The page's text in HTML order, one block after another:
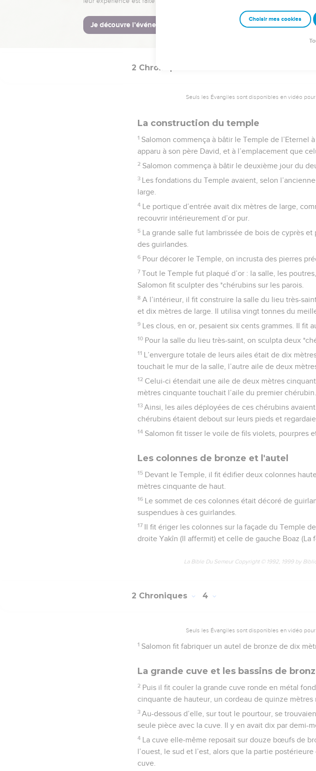
surveillance des travaux de tous ces ouvriers.
La Bible Du Semeur Copyright © 1992, 1999 by
2 Chroniques
Seuls les Évangiles sont disponibles en vidéo pour
La construction du temple
1 Salomon commença à bâtir le Temple de l’Eternel
apparu à son père David, et à l’emplacement que
2 Salomon commença à bâtir le deuxième jour du
3 Les fondations du Temple avaient, selon
large.
4 Le portique d’entrée avait dix mètres de large,
recouvrir intérieurement d’or pur.
5 La grande salle fut lambrissée de bois de cyprès
des guirlandes.
6 Pour décorer le Temple, on incrusta des pierres
7 Tout le Temple fut plaqué d’or : la salle, les
Salomon fit sculpter des *chérubins sur les parois.
8 A l’intérieur, il fit construire la salle du lieu très-
et dix mètres de large. Il utilisa vingt tonnes du
9 Les clous, en or, pesaient six cents grammes. Il fit
10 Pour la salle du lieu très-saint, on sculpta deux
11 L’envergure totale de leurs ailes était de dix
touchait le mur de la salle, l’autre aile de deux
12 Celui-ci étendait une aile de deux mètres
mètres cinquante touchait l’aile du premier chérubin.
13 Ainsi, les ailes déployées de ces chérubins
chérubins étaient debout sur leurs pieds et
14 Salomon fit tisser le voile de fils violets, pourpres
Les colonnes de bronze et l'autel
15 Devant le Temple, il fit édifier deux colonnes
mètres cinquante de haut.
16 Le sommet de ces colonnes était décoré de
suspendues à ces guirlandes.
17 Il fit ériger les colonnes sur la façade du Temple
droite Yakîn (Il affermit) et celle de gauche Boaz (La
La Bible Du Semeur Copyright © 1992, 1999 by
2 Chroniques 4
Seuls les Évangiles sont disponibles en vidéo pour
1 Salomon fit fabriquer un autel de bronze de dix
La grande cuve et les bassins de
2 Puis il fit couler la grande cuve ronde en métal
cinquante de hauteur, un cordeau de quinze mètres
3 Au-dessous d’elle, sur tout le pourtour, se
seule pièce avec la cuve. Il y en avait dix par demi-
4 La cuve elle-même reposait sur douze bœufs de
l’ouest, le sud et l’est, alors que la partie
cuve.
Choisir mes cookies